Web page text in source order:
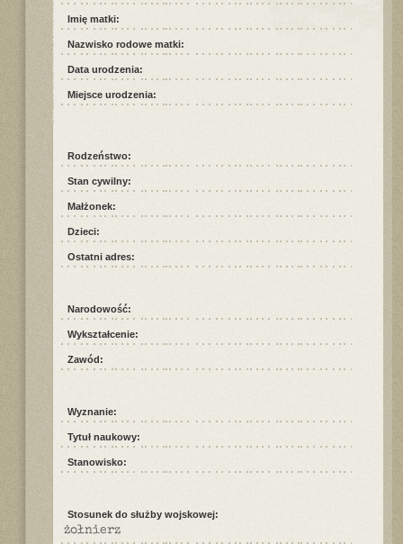
Imię matki:
Nazwisko rodowe matki:
Data urodzenia:
Miejsce urodzenia:
Rodzeństwo:
Stan cywilny:
Małżonek:
Dzieci:
Ostatni adres:
Narodowość:
Wykształcenie:
Zawód:
Wyznanie:
Tytuł naukowy:
Stanowisko:
Stosunek do służby wojskowej:
żołnierz